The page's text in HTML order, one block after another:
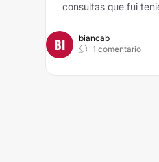
consultas que fui
BI
biancab
1 comentario